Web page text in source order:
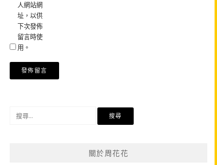
人網站網
址，以供
下次發佈
留言時使
用。
關於周花花